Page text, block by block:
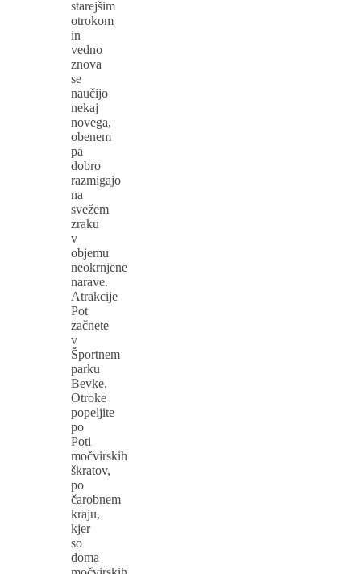
starejšim
otrokom
in
vedno
znova
se
naučijo
nekaj
novega,
obenem
pa
dobro
razmigajo
na
svežem
zraku
v
objemu
neokrnjene
narave.
Atrakcije
Pot
začnete
v
Športnem
parku
Bevke.
Otroke
popeljite
po
Poti
močvirskih
škratov,
po
čarobnem
kraju,
kjer
so
doma